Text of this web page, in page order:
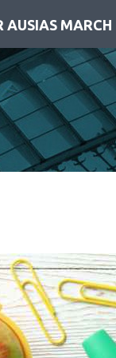
AUSIAS MARCH